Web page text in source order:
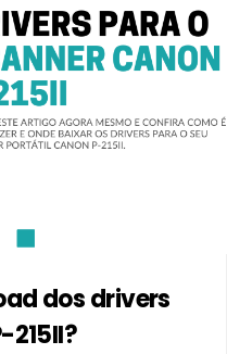
dos drivers
215II?